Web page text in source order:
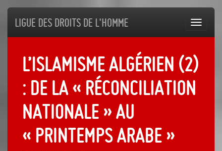
Ligue des droits de l'Homme
L’islamisme algérien (2)
: de la « réconciliation
nationale » au
« printemps arabe »